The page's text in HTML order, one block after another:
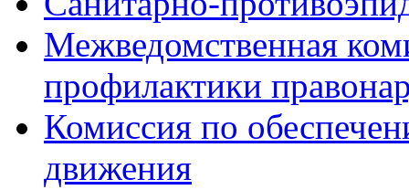
Межведомственная
профилактики
Комиссия по
движения